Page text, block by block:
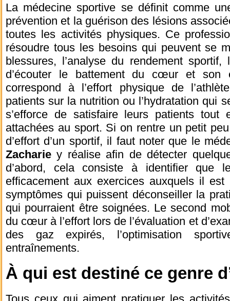
La médecine sportive se définit comme
prévention et la guérison des lésions
toutes les activités physiques. Ce
résoudre tous les besoins qui peuvent se
blessures, l’analyse du rendement sportif,
d’écouter le battement du cœur et son
correspond à l’effort physique de
patients sur la nutrition ou l’hydratation qui
s’efforce de satisfaire leurs patients tout
attachées au sport. Si on rentre un petit
d’effort d’un sportif, il faut noter que le
Zacharie y réalise afin de détecter
d’abord, cela consiste à identifier que
efficacement aux exercices auxquels il
symptômes qui puissent déconseiller la
qui pourraient être soignées. Le second
du cœur à l’effort lors de l’évaluation et
des gaz expirés, l’optimisation
entraînements.
À qui est destiné ce genre